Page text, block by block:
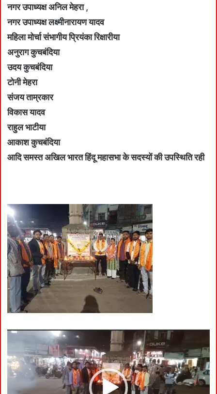
नगर उपाध्यक्ष अनिल मेहरा ,
नगर उपाध्यक्ष लक्ष्मीनारायण यादव
महिला मोर्चा संभागीय प्रियंका रिक्षारीया
अनुराग कुचबंदिया
उदय कुचबंदिया
टोनी मेहरा
संजय ताम्रकार
विकास यादव
राहुल भाटीया
आकाश कुचबंदिया
आदि समस्त अखिल भारत हिंदू महासभा के सदस्यों की उपस्थिति रही
Player